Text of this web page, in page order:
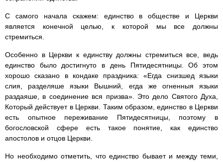
С самого начала скажем: единство в обществе и Церкви
является конечной целью, к которой мы все должны
стремиться.
Особенно в Церкви к единству должны стремиться все, ведь
единство было достигнуто в день Пятидесятницы. Об этом
хорошо сказано в кондаке праздника: «Егда снизшед языки
слия, разделяше языки Вышний, егда же огненныя языки
раздаяше, в соединение вся призва». Это дело Святого Духа,
Который действует в Церкви. Таким образом, единство в Церкви
есть опытное переживание Пятидесятницы, поэтому в
богословской сфере есть такое понятие, как единство
апостолов и отцов Церкви.
Но необходимо отметить, что единство бывает и между теми,